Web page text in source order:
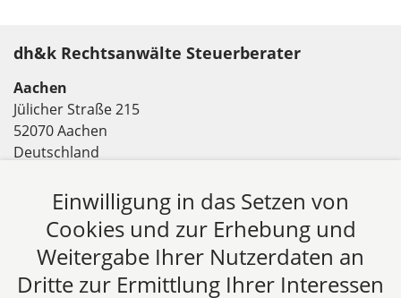
dh&k Rechtsanwälte Steuerberater
Aachen
Jülicher Straße 215
52070 Aachen
Deutschland
Fax: +49 241 94621-111
E-Mail:
kanzlei@dhk-law.com
Über uns
DH&K ist Ihre erfahrene Wirtschaftskanzlei aus
Einwilligung in das Setzen von
Cookies und zur Erhebung und
Weitergabe Ihrer Nutzerdaten an
Dritte zur Ermittlung Ihrer Interessen